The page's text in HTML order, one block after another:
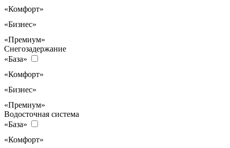
«Комфорт»
«Бизнес»
«Премиум»
Снегозадержание
«База»
«Комфорт»
«Бизнес»
«Премиум»
Водосточная система
«База»
«Комфорт»